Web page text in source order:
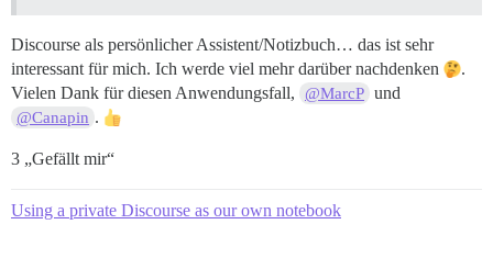
Discourse als persönlicher Assistent/Notizbuch… das ist sehr
interessant für mich. Ich werde viel mehr darüber nachdenken
.
Vielen Dank für diesen Anwendungsfall,
@MarcP und
@Canapin .
3 „Gefällt mir“
Using a private Discourse as our own notebook